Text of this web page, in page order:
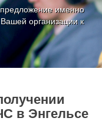
именно
организации к
в Энгельсе